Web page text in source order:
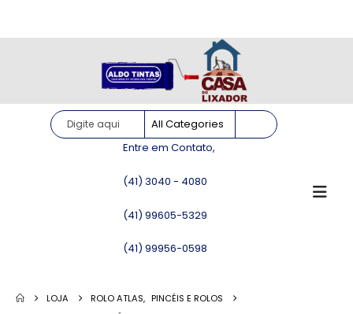
Entre em Contato,
(41) 3040 - 4080
(41) 99605-5329
(41) 99956-0598
LOJA ROLO ATLAS, PINCÉIS E ROLOS